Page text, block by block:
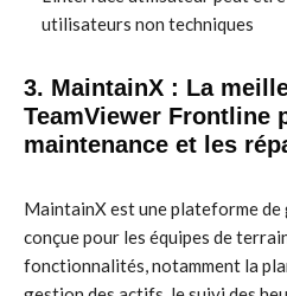
utilisateurs non techniques
3. MaintainX : La
TeamViewer Frontline
maintenance et les
MaintainX est une plateforme de
conçue pour les équipes de
fonctionnalités, notamment la